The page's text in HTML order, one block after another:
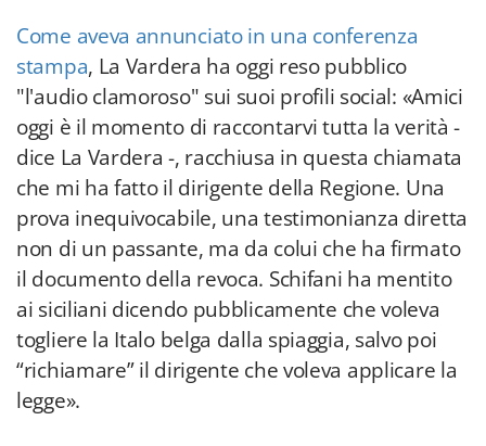
Come aveva annunciato in una conferenza
stampa, La Vardera ha oggi reso pubblico
"l'audio clamoroso" sui suoi profili social: «Amici
oggi è il momento di raccontarvi tutta la verità -
dice La Vardera -, racchiusa in questa chiamata
che mi ha fatto il dirigente della Regione. Una
prova inequivocabile, una testimonianza diretta
non di un passante, ma da colui che ha firmato
il documento della revoca. Schifani ha mentito
ai siciliani dicendo pubblicamente che voleva
togliere la Italo belga dalla spiaggia, salvo poi
“richiamare” il dirigente che voleva applicare la
legge».